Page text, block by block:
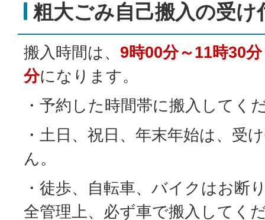
粗大ごみ自己搬入の受け
搬入時間は、 9時00分～11時30
分になります。
・予約した時間帯に搬入してく
・土日、祝日、年末年始は、受
ん。
・徒歩、自転車、バイクはお断
全管理上、必ず車で搬入してく